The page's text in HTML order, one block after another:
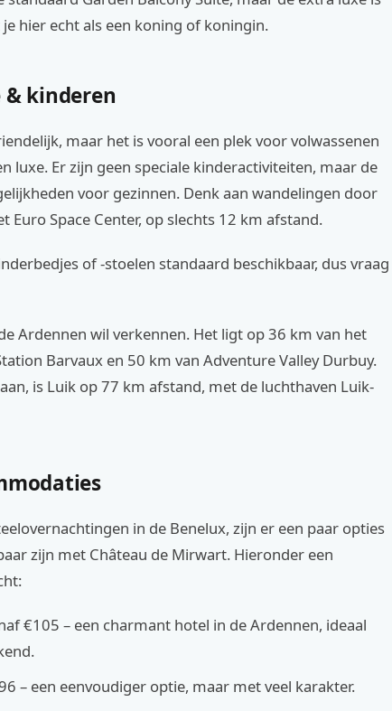
hier echt als een koning of koningin.
kinderen
maar het is vooral een plek voor volwassenen
luxe. Er zijn geen speciale kinderactiviteiten, maar de
voor gezinnen. Denk aan wandelingen door
Euro Space Center, op slechts 12 km afstand.
of -stoelen standaard beschikbaar, dus vraag
Ardennen wil verkennen. Het ligt op 36 km van het
Barvaux en 50 km van Adventure Valley Durbuy.
is Luik op 77 km afstand, met de luchthaven Luik-
in de Benelux, zijn er een paar opties
zijn met Château de Mirwart. Hieronder een
€105 – een charmant hotel in de Ardennen, ideaal
– een eenvoudiger optie, maar met veel karakter.